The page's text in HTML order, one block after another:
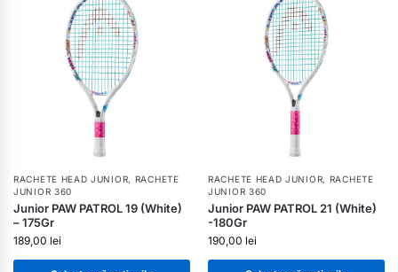
RACHETE HEAD JUNIOR, RACHETE
JUNIOR 360
Junior PAW PATROL 19 (White)
– 175Gr
189,00 lei
RACHETE HEAD JUNIOR, RACHETE
JUNIOR 360
Junior PAW PATROL 21 (White)
-180Gr
190,00 lei